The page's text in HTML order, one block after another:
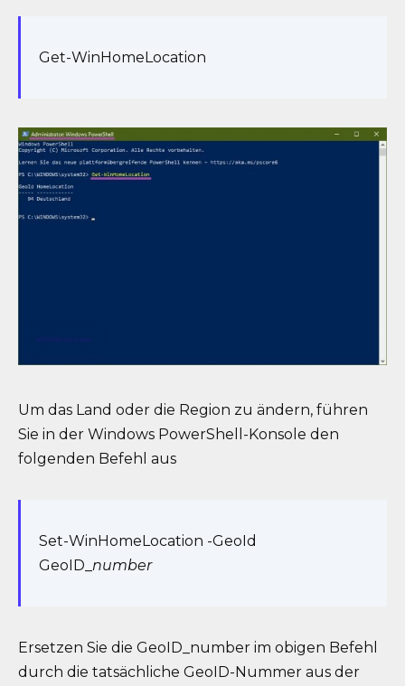
Get-WinHomeLocation
Um das Land oder die Region zu ändern, führen
Sie in der Windows PowerShell-Konsole den
folgenden Befehl aus
Set-WinHomeLocation -GeoId
GeoID_ number
Ersetzen Sie die GeoID_number im obigen Befehl
durch die tatsächliche GeoID-Nummer aus der